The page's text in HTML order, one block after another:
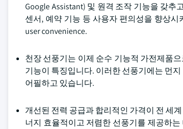
Google Assistant) 및 원격 조작 기능을 갖
센서, 예약 기능 등 사용자 편의성을 향상시
user convenience.
천장 선풍기는 이제 순수 기능적 가전제품
기능이 특징입니다. 이러한 선풍기에는 먼
어필하고 있습니다.
개선된 전력 공급과 합리적인 가격이 전 세
너지 효율적이고 저렴한 선풍기를 제공하는